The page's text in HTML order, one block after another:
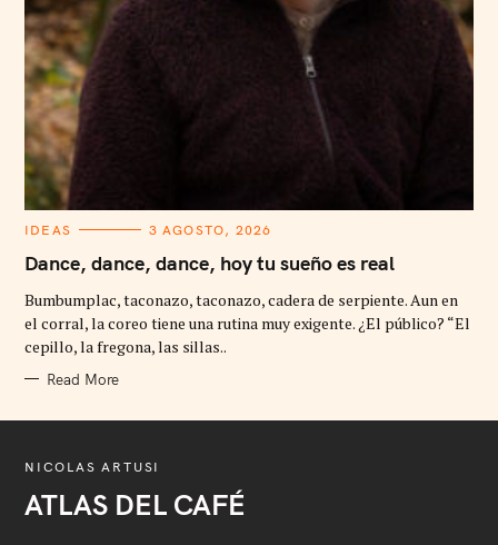
C
T
E
O
R
I
E
IDEAS 3 AGOSTO, 2026
Dance, dance, dance, hoy tu sueño es real
Bumbumplac, taconazo, taconazo, cadera de serpiente. Aun en
el corral, la coreo tiene una rutina muy exigente. ¿El público? “El
cepillo, la fregona, las sillas..
Read More
NICOLAS ARTUSI
ATLAS DEL CAFÉ